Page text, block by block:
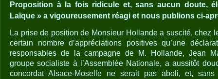
Proposition à la fois ridicule et, sans aucun doute,
Laïque » a vigoureusement réagi et nous publions ci-
La prise de position de Monsieur Hollande a suscité, chez
certain nombre d’appréciations positives qu’une
responsables de la campagne de M. Hollande, Jean
groupe socialiste à l’Assemblée Nationale, a aussitôt
concordat Alsace-Moselle ne serait pas aboli, et,